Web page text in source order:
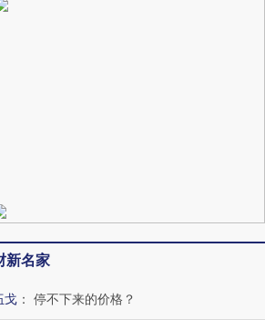
跨国走私7万
育部长拱下台
新名家
戈 ： 停不下来的价格？